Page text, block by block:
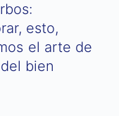
esto,
el arte de
bien